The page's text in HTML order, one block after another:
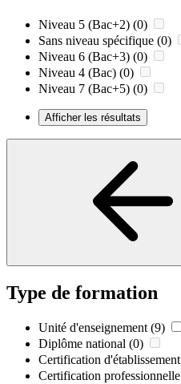
Niveau 5 (Bac+2) (0)
Sans niveau spécifique (0)
Niveau 6 (Bac+3) (0)
Niveau 4 (Bac) (0)
Niveau 7 (Bac+5) (0)
Afficher les résultats
Type de formation
Unité d'enseignement (9)
Diplôme national (0)
Certification d'établissement
Certification professionnelle